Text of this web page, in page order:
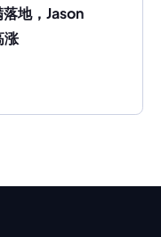
地，Jason
涨